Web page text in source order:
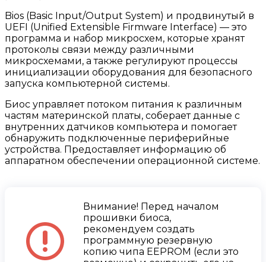
Bios (Basic Input/Output System) и продвинутый в
UEFI (Unified Extensible Firmware Interface) — это
программа и набор микросхем, которые хранят
протоколы связи между различными
микросхемами, а также регулируют процессы
инициализации оборудования для безопасного
запуска компьютерной системы.
Биос управляет потоком питания к различным
частям материнской платы, соберает данные с
внутренних датчиков компьютера и помогает
обнаружить подключенные периферийные
устройства. Предоставляет информацию об
аппаратном обеспечении операционной системе.
Внимание! Перед началом
прошивки биоса,
рекомендуем создать
программную резервную
копию чипа EEPROM (если это